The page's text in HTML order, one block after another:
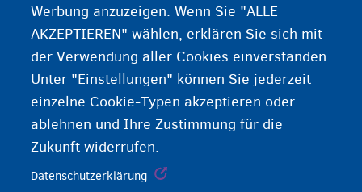
Werbung anzuzeigen. Wenn Sie "ALLE
AKZEPTIEREN" wählen, erklären Sie sich mit
der Verwendung aller Cookies einverstanden.
Unter "Einstellungen" können Sie jederzeit
einzelne Cookie-Typen akzeptieren oder
ablehnen und Ihre Zustimmung für die
Zukunft widerrufen.
Datenschutzerklärung